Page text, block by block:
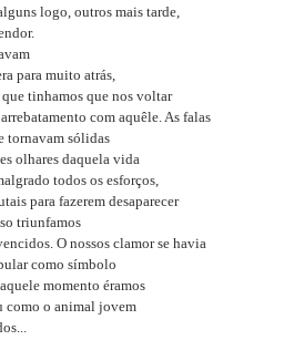
logo, outros mais tarde,
para muito atrás,
tinhamos que nos voltar
com aquêle. As falas
tornavam sólidas
olhares daquela vida
todos os esforços,
para fazerem desaparecer
triunfamos
O nossos clamor se havia
como símbolo
momento éramos
como o animal jovem